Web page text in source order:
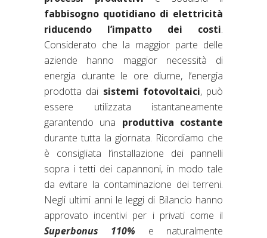
fabbisogno quotidiano di elettricità
riducendo l’impatto dei costi.
Considerato che la maggior parte delle
aziende hanno maggior necessità di
energia durante le ore diurne, l’energia
prodotta dai sistemi fotovoltaici, può
essere utilizzata istantaneamente
garantendo una produttiva costante
durante tutta la giornata. Ricordiamo che
è consigliata l’installazione dei pannelli
sopra i tetti dei capannoni, in modo tale
da evitare la contaminazione dei terreni.
Negli ultimi anni le leggi di Bilancio hanno
approvato incentivi per i privati come il
Superbonus 110% e naturalmente